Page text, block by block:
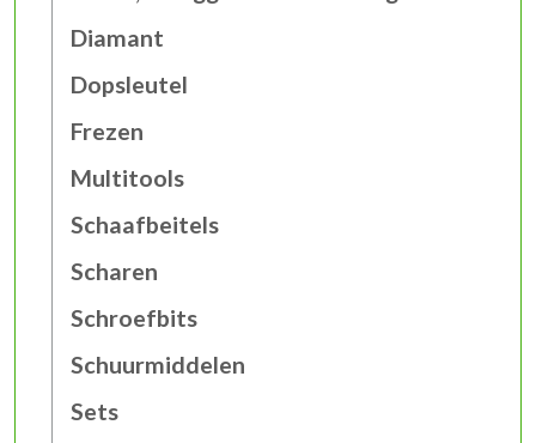
Diamant
Dopsleutel
Frezen
Multitools
Schaafbeitels
Scharen
Schroefbits
Schuurmiddelen
Sets